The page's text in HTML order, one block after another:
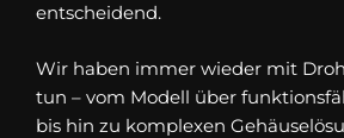
entscheidend.
Wir haben immer wieder mit
tun – vom Modell über
bis hin zu komplexen